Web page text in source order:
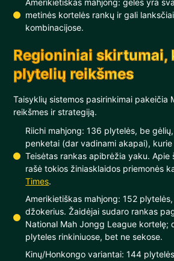
Amerikietiškas mahjong: gėlės yra
metinės kortelės rankų ir gali
kombinacijose.
Regioniniai skirtumai,
plytelių reikšmes
Taisyklių sistemos pasirinkimai pakeičia
reikšmes ir strategiją.
Riichi mahjong: 136 plytelės, be
penketai (dar vadinami akapai),
Teisėtas rankas apibrėžia yaku. Apie
rašė tokios žiniasklaidos priemonės
Times.
Amerikietiškas mahjong: 152
džokerius. Žaidėjai sudaro rankas
National Mah Jongg League kortelę;
plyteles rinkiniuose, bet ne sekose.
Kinų/Honkongo variantai: 144